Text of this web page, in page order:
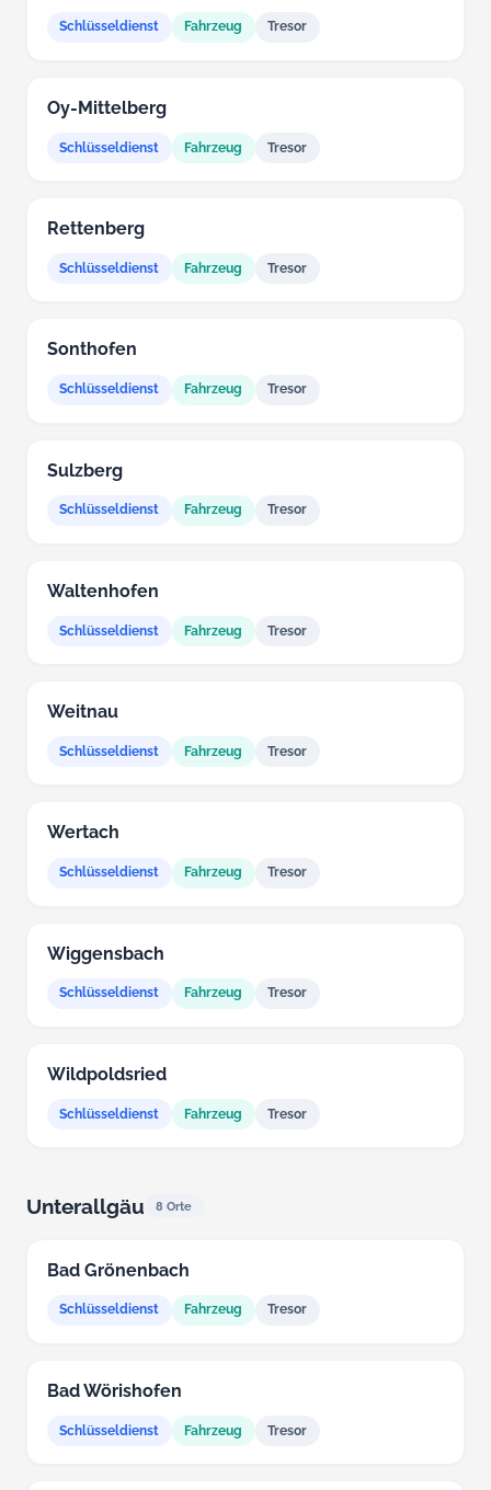
Schlüsseldienst Fahrzeug Tresor
Oy-Mittelberg
Schlüsseldienst Fahrzeug Tresor
Rettenberg
Schlüsseldienst Fahrzeug Tresor
Sonthofen
Schlüsseldienst Fahrzeug Tresor
Sulzberg
Schlüsseldienst Fahrzeug Tresor
Waltenhofen
Schlüsseldienst Fahrzeug Tresor
Weitnau
Schlüsseldienst Fahrzeug Tresor
Wertach
Schlüsseldienst Fahrzeug Tresor
Wiggensbach
Schlüsseldienst Fahrzeug Tresor
Wildpoldsried
Schlüsseldienst Fahrzeug Tresor
Unterallgäu 8 Orte
Bad Grönenbach
Schlüsseldienst Fahrzeug Tresor
Bad Wörishofen
Schlüsseldienst Fahrzeug Tresor